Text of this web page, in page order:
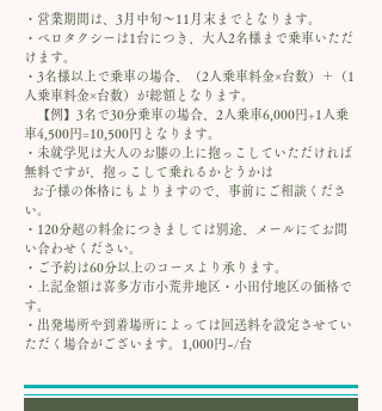
​・営業期間は、3月中旬～11月末までとなります。
・ベロタクシーは1台につき、大人2名様まで乗車いただ
けます。
・3名様以上で乗車の場合、（2人乗車料金×台数）＋（1
人乗車料金×台数）が総額となります。
【例】3名で30分乗車の場合、2人乗車6,000円+1人乗
車4,500円=10,500円となります。
・未就学児は大人のお膝の上に抱っこしていただければ
無料ですが、抱っこして乗れるかどうかは
お子様の体格にもよりますので、事前にご相談くださ
い。
・120分超の料金につきましては別途、メールにてお問
い合わせください。
・ご予約は60分以上のコースより承ります。
・上記金額は喜多方市小荒井地区・小田付地区の価格で
す。
・出発場所や到着場所によっては回送料を設定させてい
ただく場合がございます。1,000円~/台